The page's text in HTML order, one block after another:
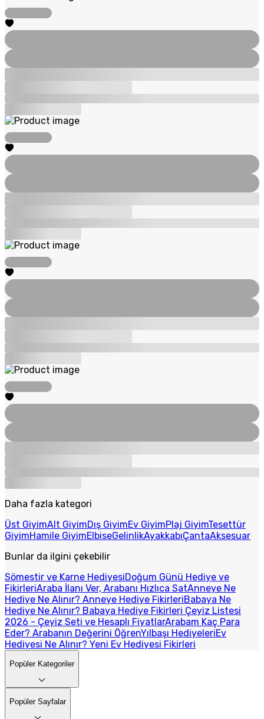
Daha fazla kategori
Üst GiyimAlt GiyimDış GiyimEv GiyimPlaj GiyimTesettür
GiyimHamile GiyimElbiseGelinlikAyakkabıÇantaAksesuar
Bunlar da ilgini çekebilir
Sömestir ve Karne HediyesiDoğum Günü Hediye ve
FikirleriAraba İlanı Ver, Arabanı Hızlıca SatAnneye Ne
Hediye Ne Alınır? Anneye Hediye FikirleriBabaya Ne
Hediye Ne Alınır? Babaya Hediye Fikirleri Çeyiz Listesi
2026 - Çeyiz Seti ve Hesaplı FiyatlarArabam Kaç Para
Eder? Arabanın Değerini ÖğrenYılbaşı HediyeleriEv
Hediyesi Ne Alınır? Yeni Ev Hediyesi Fikirleri
Popüler Kategoriler
Popüler Sayfalar